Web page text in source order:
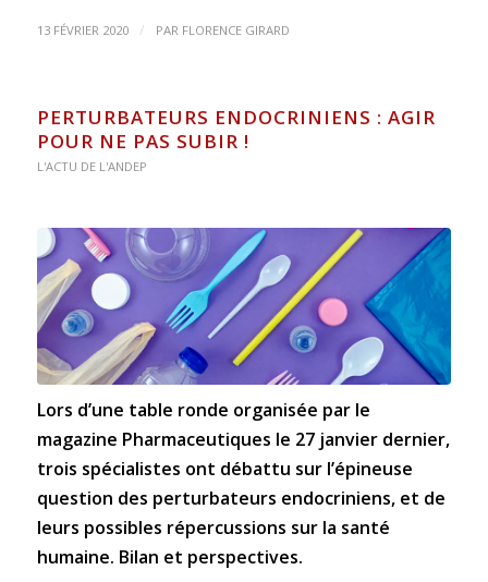
13 FÉVRIER 2020 / PAR FLORENCE GIRARD
PERTURBATEURS ENDOCRINIENS : AGIR
POUR NE PAS SUBIR !
L'ACTU DE L'ANDEP
Lors d’une table ronde organisée par le
magazine Pharmaceutiques le 27 janvier dernier,
trois spécialistes ont débattu sur l’épineuse
question des perturbateurs endocriniens, et de
leurs possibles répercussions sur la santé
humaine. Bilan et perspectives.